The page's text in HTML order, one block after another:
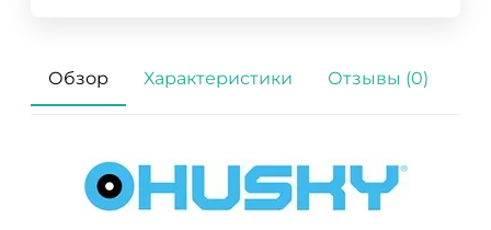
Обзор Характеристики Отзывы (0)